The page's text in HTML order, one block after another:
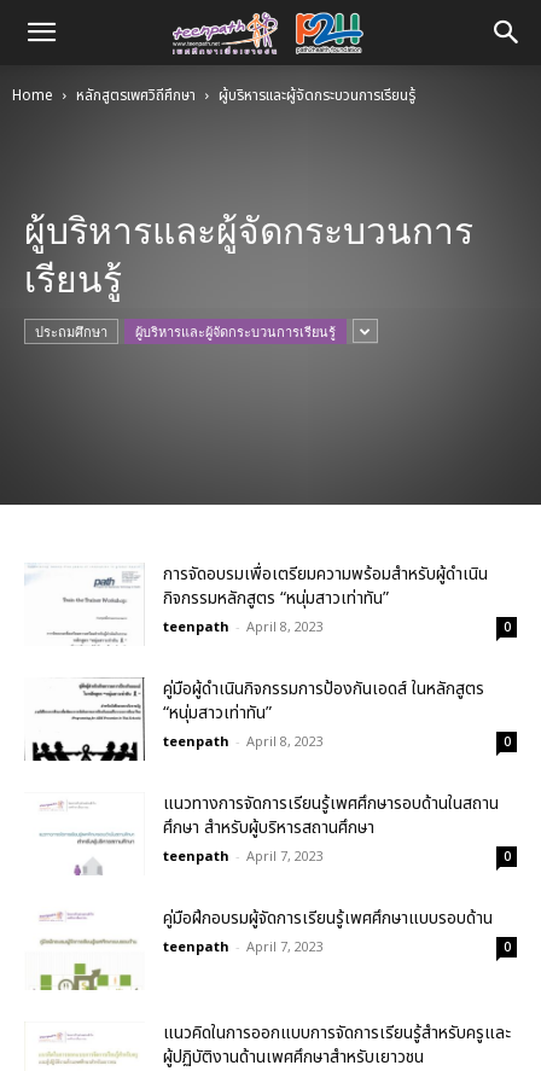
Home หลักสูตรเพศวิถีศึกษา ผู้บริหารและผู้จัดกระบวนการเรียนรู้
ผู้บริหารและผู้จัดกระบวนการ
เรียนรู้
ประถมศึกษา ผู้บริหารและผู้จัดกระบวนการเรียนรู้
การจัดอบรมเพื่อเตรียมความพร้อมสำหรับผู้ดำเนิน
กิจกรรมหลักสูตร “หนุ่มสาวเท่าทัน”
teenpath - April 8, 2023 0
คู่มือผู้ดำเนินกิจกรรมการป้องกันเอดส์ ในหลักสูตร
“หนุ่มสาวเท่าทัน”
teenpath - April 8, 2023 0
แนวทางการจัดการเรียนรู้เพศศึกษารอบด้านในสถาน
ศึกษา สำหรับผู้บริหารสถานศึกษา
teenpath - April 7, 2023 0
คู่มือฝึกอบรมผู้จัดการเรียนรู้เพศศึกษาแบบรอบด้าน
teenpath - April 7, 2023 0
แนวคิดในการออกแบบการจัดการเรียนรู้สำหรับครูและ
ผู้ปฏิบัติงานด้านเพศศึกษาสำหรับเยาวชน